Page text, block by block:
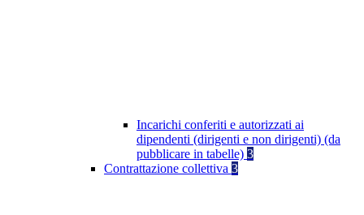
Incarichi conferiti e autorizzati ai
dipendenti (dirigenti e non dirigenti) (da
pubblicare in tabelle) 3
Contrattazione collettiva 3